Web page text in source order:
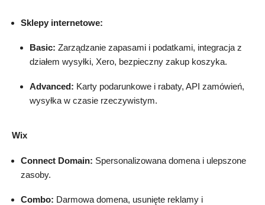
Sklepy internetowe:
Basic: Zarządzanie zapasami i podatkami, integracja z
działem wysyłki, Xero, bezpieczny zakup koszyka.
Advanced: Karty podarunkowe i rabaty, API zamówień,
wysyłka w czasie rzeczywistym.
Wix
Connect Domain: Spersonalizowana domena i ulepszone
zasoby.
Combo: Darmowa domena, usunięte reklamy i